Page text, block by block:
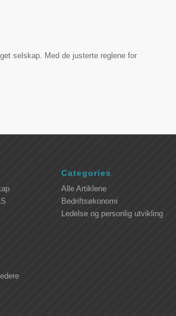
selskap. Med de justerte reglene for
Categories
Alle Artiklene
Bedriftsøkonomi
Ledelse og personlig utvikling